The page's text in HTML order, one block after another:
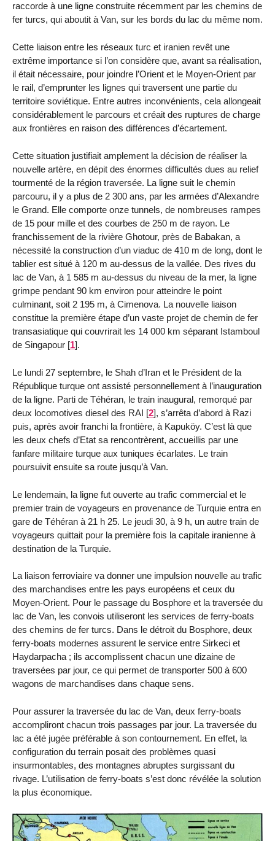
raccorde à une ligne construite récemment par les chemins de
fer turcs, qui aboutit à Van, sur les bords du lac du même nom.
Cette liaison entre les réseaux turc et iranien revêt une
extrême importance si l’on considère que, avant sa réalisation,
il était nécessaire, pour joindre l’Orient et le Moyen-Orient par
le rail, d’emprunter les lignes qui traversent une partie du
territoire soviétique. Entre autres inconvénients, cela allongeait
considérablement le parcours et créait des ruptures de charge
aux frontières en raison des différences d’écartement.
Cette situation justifiait amplement la décision de réaliser la
nouvelle artère, en dépit des énormes difficultés dues au relief
tourmenté de la région traversée. La ligne suit le chemin
parcouru, il y a plus de 2 300 ans, par les armées d’Alexandre
le Grand. Elle comporte onze tunnels, de nombreuses rampes
de 15 pour mille et des courbes de 250 m de rayon. Le
franchissement de la rivière Ghotour, près de Babakan, a
nécessité la construction d’un viaduc de 410 m de long, dont le
tablier est situé à 120 m au-dessus de la vallée. Des rives du
lac de Van, à 1 585 m au-dessus du niveau de la mer, la ligne
grimpe pendant 90 km environ pour atteindre le point
culminant, soit 2 195 m, à Cimenova. La nouvelle liaison
constitue la première étape d’un vaste projet de chemin de fer
transasiatique qui couvrirait les 14 000 km séparant Istamboul
de Singapour [1].
Le lundi 27 septembre, le Shah d’Iran et le Président de la
République turque ont assisté personnellement à l’inauguration
de la ligne. Parti de Téhéran, le train inaugural, remorqué par
deux locomotives diesel des RAI [2], s’arrêta d’abord à Razi
puis, après avoir franchi la frontière, à Kapuköy. C’est là que
les deux chefs d’Etat sa rencontrèrent, accueillis par une
fanfare militaire turque aux tuniques écarlates. Le train
poursuivit ensuite sa route jusqu’à Van.
Le lendemain, la ligne fut ouverte au trafic commercial et le
premier train de voyageurs en provenance de Turquie entra en
gare de Téhéran à 21 h 25. Le jeudi 30, à 9 h, un autre train de
voyageurs quittait pour la première fois la capitale iranienne à
destination de la Turquie.
La liaison ferroviaire va donner une impulsion nouvelle au trafic
des marchandises entre les pays européens et ceux du
Moyen-Orient. Pour le passage du Bosphore et la traversée du
lac de Van, les convois utiliseront les services de ferry-boats
des chemins de fer turcs. Dans le détroit du Bosphore, deux
ferry-boats modernes assurent le service entre Sirkeci et
Haydarpacha ; ils accomplissent chacun une dizaine de
traversées par jour, ce qui permet de transporter 500 à 600
wagons de marchandises dans chaque sens.
Pour assurer la traversée du lac de Van, deux ferry-boats
accompliront chacun trois passages par jour. La traversée du
lac a été jugée préférable à son contournement. En effet, la
configuration du terrain posait des problèmes quasi
insurmontables, des montagnes abruptes surgissant du
rivage. L’utilisation de ferry-boats s’est donc révélée la solution
la plus économique.